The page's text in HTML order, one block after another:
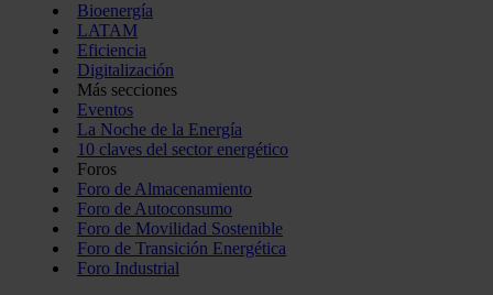
Bioenergía
LATAM
Eficiencia
Digitalización
Más secciones
Eventos
La Noche de la Energía
10 claves del sector energético
Foros
Foro de Almacenamiento
Foro de Autoconsumo
Foro de Movilidad Sostenible
Foro de Transición Energética
Foro Industrial